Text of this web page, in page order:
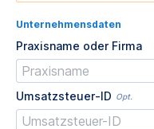
Unternehmensdaten
Praxisname oder Firma
Umsatzsteuer-ID Opt.